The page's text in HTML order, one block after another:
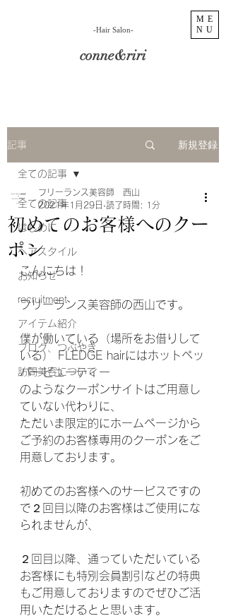
ME
NU
conne&riri
​-Hair Salon-
記事 新規登録
全ての記事
はじめに
ヘアスタイル
お知らせ
recruitment
アイテム紹介
ブログ、つぶやき
訪問美容について
全ての記事
初めてのお客様へのクー
ポン
フリーランス美容師 西山
2021年1月29日 読了時間: 1分
こんにちは！
フリーランス美容師の西山です。
僕が働いている（場所をお借りして
いる） FLEDGE hairにはホットペッ
パービューティー
のようなクーポンサイトはご用意し
ていない代わりに、
ただいま限定的にホームページから
ご予約のお客様専用のクーポンをご
用意しております。
初めてのお客様へのサービスですの
で２回目以降のお客様はご使用にな
られませんが、
２回目以降、通っていただいている
お客様にも特別会員割引などの特典
もご用意しておりますのでぜひご活
用いただけるとと思います。